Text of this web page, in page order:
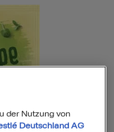
der Nutzung von
Deutschland AG